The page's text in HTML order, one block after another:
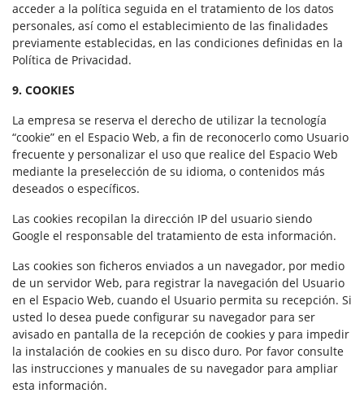
acceder a la política seguida en el tratamiento de los datos
personales, así como el establecimiento de las finalidades
previamente establecidas, en las condiciones definidas en la
Política de Privacidad.
9. COOKIES
La empresa se reserva el derecho de utilizar la tecnología
“cookie” en el Espacio Web, a fin de reconocerlo como Usuario
frecuente y personalizar el uso que realice del Espacio Web
mediante la preselección de su idioma, o contenidos más
deseados o específicos.
Las cookies recopilan la dirección IP del usuario siendo
Google el responsable del tratamiento de esta información.
Las cookies son ficheros enviados a un navegador, por medio
de un servidor Web, para registrar la navegación del Usuario
en el Espacio Web, cuando el Usuario permita su recepción. Si
usted lo desea puede configurar su navegador para ser
avisado en pantalla de la recepción de cookies y para impedir
la instalación de cookies en su disco duro. Por favor consulte
las instrucciones y manuales de su navegador para ampliar
esta información.